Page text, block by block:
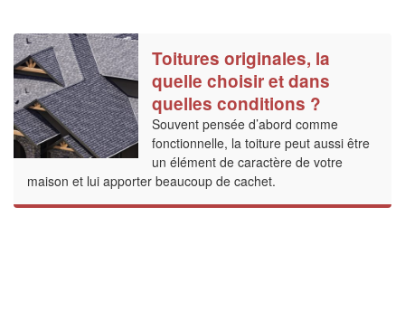
Toitures originales, la
quelle choisir et dans
quelles conditions ?
Souvent pensée d’abord comme
fonctionnelle, la toiture peut aussi être
un élément de caractère de votre
maison et lui apporter beaucoup de cachet.